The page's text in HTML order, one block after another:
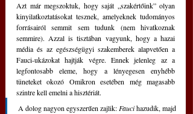
Azt már megszoktuk, hogy saját „szakértőink” olyan
kinyilatkoztatásokat tesznek, amelyeknek tudományos
forrásairól semmit sem tudunk (nem hivatkoznak
semmire). Azzal is tisztában vagyunk, hogy a hazai
média és az egészségügyi szakemberek alapvetően a
Fauci-ukázokat hajtják végre. Ennek jelenleg az a
legfontosabb eleme, hogy a lényegesen enyhébb
tüneteket okozó Omikron esetében még magasabb
szintre kell emelni a hisztériát.
A dolog nagyon egyszerűen zajlik: Fauci hazudik, majd